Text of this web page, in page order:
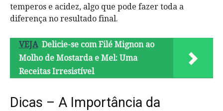
temperos e acidez, algo que pode fazer toda a
diferença no resultado final.
VEJA Delicie-se com Filé Mignon ao
Molho de Mostarda e Mel: Uma
Receitas Irresistível
Dicas – A Importância da